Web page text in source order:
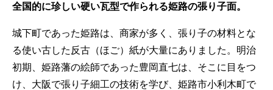
全国的に珍しい硬い瓦型で作られる姫路の張り子面。
城下町であった姫路は、商家が多く、張り子の材料とな
る使い古した反古（ほご）紙が大量にありました。明治
初期、姫路藩の絵師であった豊岡直七は、そこに目をつ
け、大阪で張り子細工の技術を学び、姫路市小利木町で